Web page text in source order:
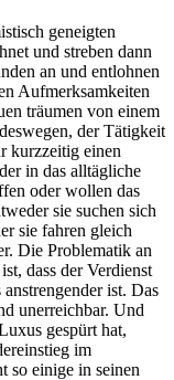
geneigten
und streben dann
an und entlohnen
Aufmerksamkeiten
träumen von einem
der Tätigkeit
kurzzeitig einen
in das alltägliche
oder wollen das
sie suchen sich
sie fahren gleich
Die Problematik an
dass der Verdienst
ist. Das
unerreichbar. Und
gespürt hat,
im
so einige in seinen